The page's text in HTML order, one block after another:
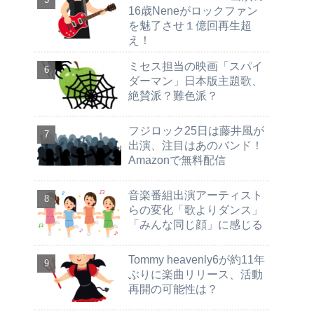
16歳Neneがロックファン
を魅了させ１億回再生超
え！
ミセス担当の映画「スパイ
ダーマン」日本版主題歌、
絶賛派？難色派？
フジロック25日は藤井風が
出演、注目はあのバンド！
Amazonで無料配信
音楽番組出演アーティスト
らの変化「歌よりダンス」
「みんな同じ顔」に感じる
Tommy heavenly6が約11年
ぶりに楽曲リリース、活動
再開の可能性は？